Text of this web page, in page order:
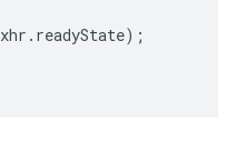
xhr . readyState);